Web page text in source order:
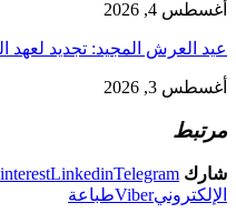
أغسطس 4, 2026
عيد العرش المجيد: تجديد لعهد
أغسطس 3, 2026
مرتبط
شارك LinkedinTelegram
الإلكترونيViberطباعة